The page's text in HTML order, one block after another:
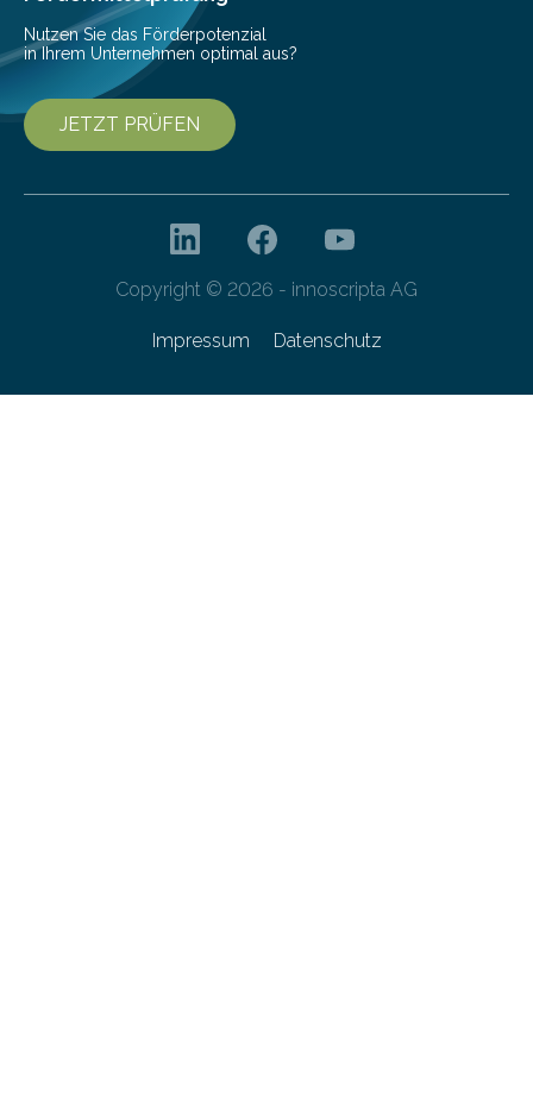
entwickelt. Mit nur…
Nutzen Sie das Förderpotenzial
in Ihrem Unternehmen optimal aus?
JETZT PRÜFEN
Copyright © 2026 - innoscripta AG
Impressum Datenschutz